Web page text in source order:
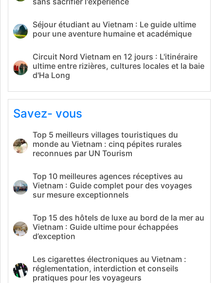
Séjour étudiant au Vietnam : Le guide ultime
pour une aventure humaine et académique
Circuit Nord Vietnam en 12 jours : L'itinéraire
ultime entre rizières, cultures locales et la baie
d'Ha Long
Savez- vous
Top 5 meilleurs villages touristiques du
monde au Vietnam : cinq pépites rurales
reconnues par UN Tourism
Top 10 meilleures agences réceptives au
Vietnam : Guide complet pour des voyages
sur mesure exceptionnels
Top 15 des hôtels de luxe au bord de la mer au
Vietnam : Guide ultime pour échappées
d’exception
Les cigarettes électroniques au Vietnam :
réglementation, interdiction et conseils
pratiques pour les voyageurs